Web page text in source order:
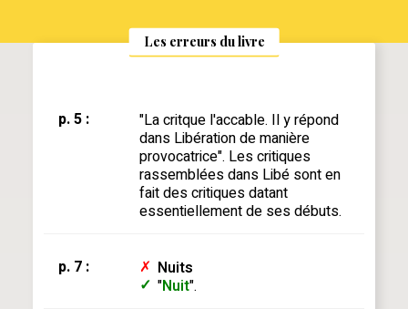
Les erreurs du livre
p. 5 :
"La critque l'accable. Il y répond
dans Libération de manière
provocatrice". Les critiques
rassemblées dans Libé sont en
fait des critiques datant
essentiellement de ses débuts.
p. 7 : ✗ Nuits
✓ "Nuit".